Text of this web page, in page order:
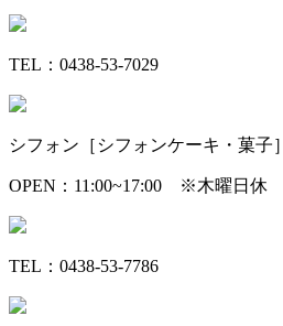
TEL：0438-53-7029
シフォン［シフォンケーキ・菓子］
OPEN：11:00~17:00 ※木曜日休
TEL：0438-53-7786